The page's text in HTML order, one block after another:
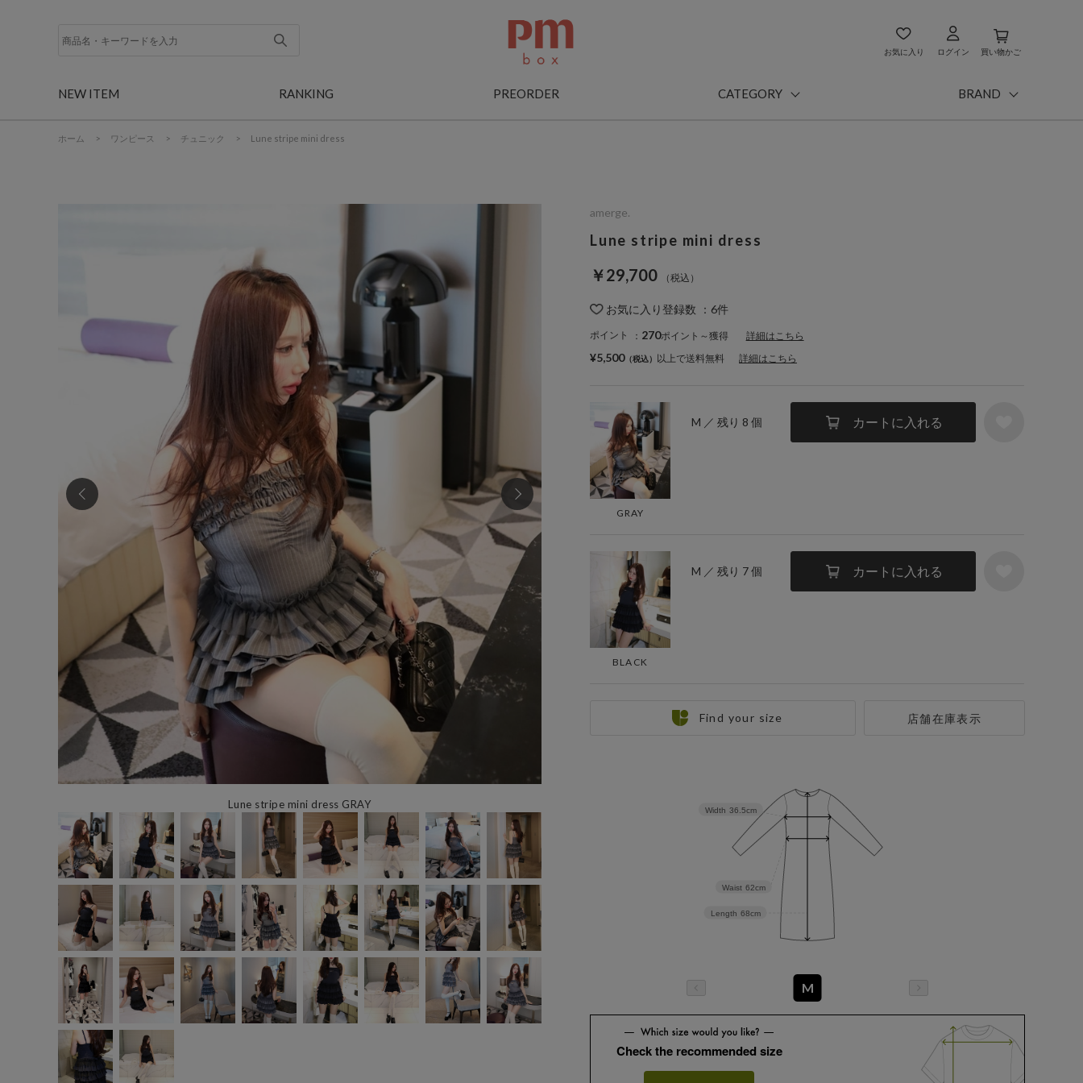
お気に入り ログイン 買い物かご
NEW ITEM RANKING PREORDER CATEGORY BRAND
ホーム > ワンピース > チュニック > Lune stripe mini dress
Lune stripe mini dress GRAY
Lune stripe mini dress
￥29,700
お気に入り登録数 ： 6件
ポイント ： 270ポイント～獲得 詳細はこちら
GRAY
M ／ 残り 8 個 カートに入れる
BLACK
M ／ 残り 7 個 カートに入れる
店舗在庫表示
amerge.
¥5,500 以上で送料無料 詳細はこちら
Find your size
Length 68cm
Waist 62cm
Width 36.5cm
M
Check the recommended size